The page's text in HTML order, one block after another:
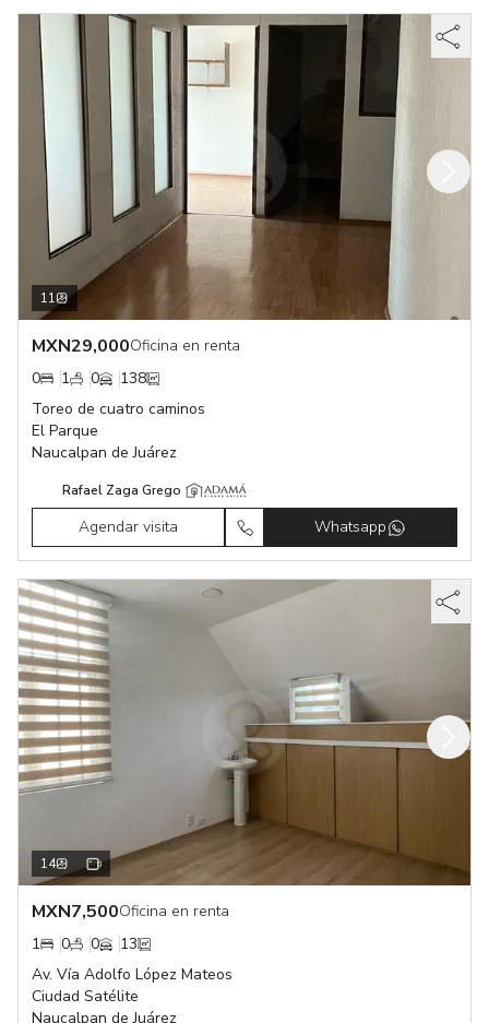
11
MXN29,000Oficina en renta
0
1 0
138
Toreo de cuatro caminos
El Parque
Naucalpan de Juárez
Rafael Zaga Grego
Agendar visita Whatsapp
14
MXN7,500Oficina en renta
1
0 0
13
Av. Vía Adolfo López Mateos
Ciudad Satélite
Naucalpan de Juárez